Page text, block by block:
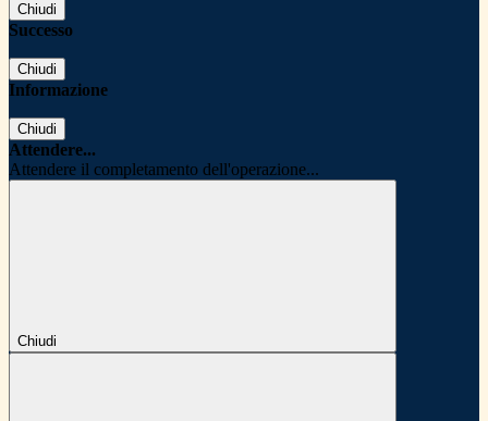
Chiudi
Successo
Chiudi
Informazione
Chiudi
Attendere...
Attendere il completamento dell'operazione...
Chiudi